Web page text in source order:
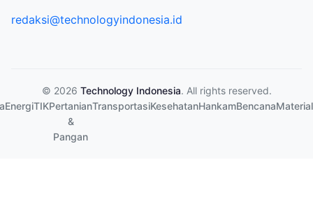
redaksi@technologyindonesia.id
© 2026 Technology Indonesia. All rights reserved.
EnergiTIKPertanian
&
Pangan
TransportasiKesehatanHankamBencanaMaterial